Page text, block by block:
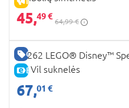
45,49 €
64,99 €
GERA KAINA
E-KAINA
43262 LEGO® Disney™
De Vil suknelės
67,01 €